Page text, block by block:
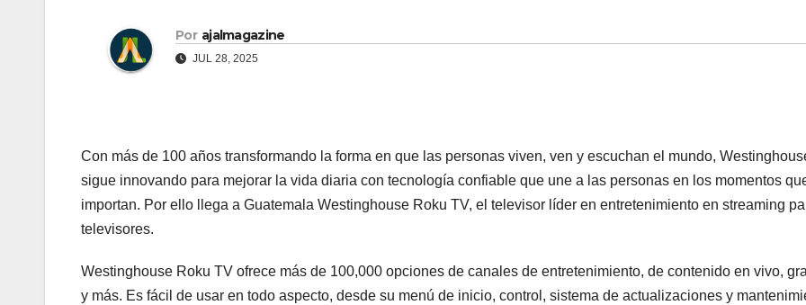
Por ajalmagazine
JUL 28, 2025
Con más de 100 años transformando la forma en que las personas viven, ven y escuchan el mundo,
sigue innovando para mejorar la vida diaria con tecnología confiable que une a las personas en los momentos
importan. Por ello llega a Guatemala Westinghouse Roku TV, el televisor líder en entretenimiento en streaming
televisores.
Westinghouse Roku TV ofrece más de 100,000 opciones de canales de entretenimiento, de contenido en vivo,
y más. Es fácil de usar en todo aspecto, desde su menú de inicio, control, sistema de actualizaciones y